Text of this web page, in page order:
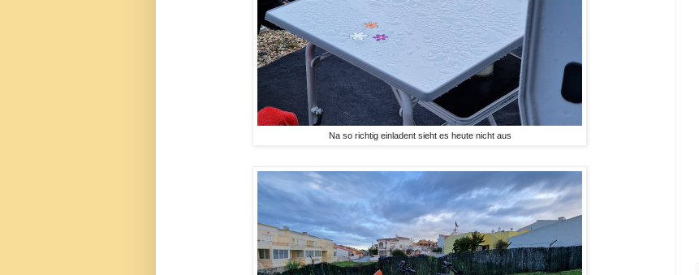
Na so richtig einladent sieht es heute nicht aus